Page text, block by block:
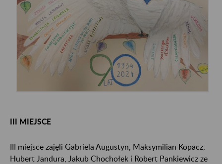
III MIEJSCE
III miejsce zajęli Gabriela Augustyn, Maksymilian Kopacz,
Hubert Jandura, Jakub Chochołek i Robert Pankiewicz ze